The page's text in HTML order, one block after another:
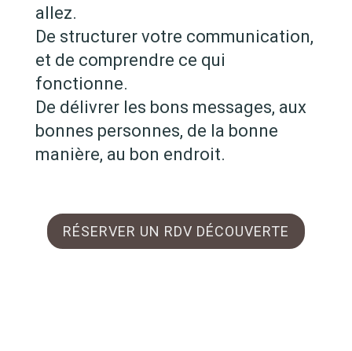
allez.
De structurer votre communication,
et de comprendre ce qui
fonctionne.
De délivrer les bons messages, aux
bonnes personnes, de la bonne
manière, au bon endroit.
RÉSERVER UN RDV DÉCOUVERTE